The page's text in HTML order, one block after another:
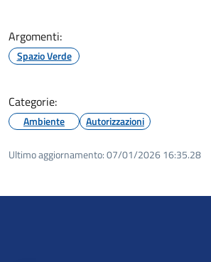
Argomenti:
Spazio Verde
Categorie:
Ambiente Autorizzazioni
Ultimo aggiornamento:07/01/2026 16:35.28